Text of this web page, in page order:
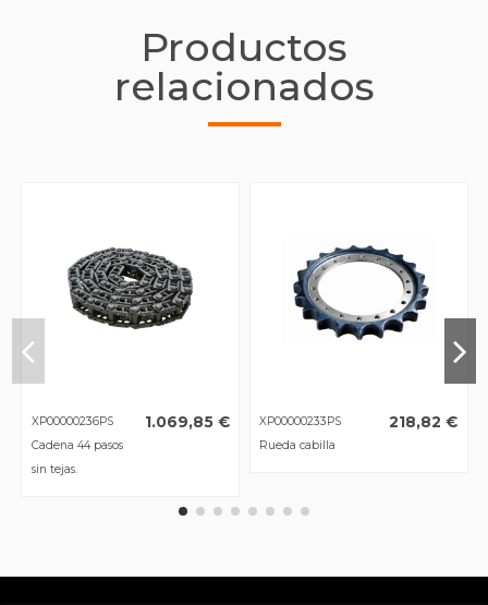
Productos
relacionados
XP00000236PS
Cadena 44 pasos
sin tejas.
1.069,85 €
XP00000233PS
Rueda cabilla
218,82 €